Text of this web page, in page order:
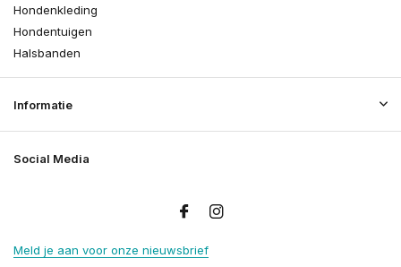
Hondenkleding
Hondentuigen
Halsbanden
Informatie
Social Media
Meld je aan voor onze nieuwsbrief